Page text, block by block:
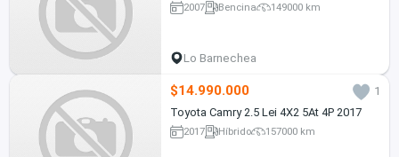
2007 Bencina 149000 km
Lo Barnechea
$14.990.000
1
Toyota Camry 2.5 Lei 4X2 5At 4P 2017
2017 Híbrido 157000 km